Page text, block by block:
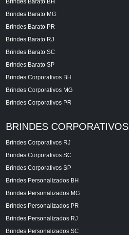
Brindes Barato MG
Brindes Barato PR
Brindes Barato RJ
Brindes Barato SC
Brindes Barato SP
Brindes Corporativos BH
Brindes Corporativos MG
Brindes Corporativos PR
BRINDES CORPORATIVOS
Brindes Corporativos RJ
Brindes Corporativos SC
Brindes Corporativos SP
Brindes Personalizados BH
Brindes Personalizados MG
Brindes Personalizados PR
Brindes Personalizados RJ
Brindes Personalizados SC